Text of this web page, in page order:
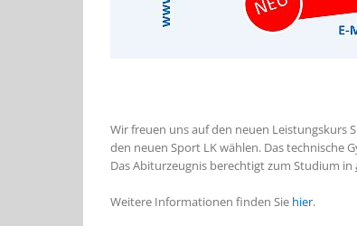
Wir freuen uns auf den neuen Leistungskurs
den neuen Sport LK wählen. Das technische
Das Abiturzeugnis berechtigt zum Studium in
Weitere Informationen finden Sie hier.